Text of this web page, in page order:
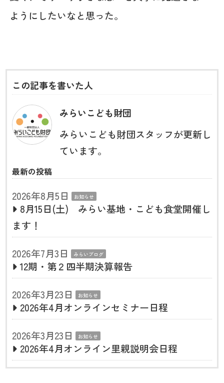
ようにしたいなと思った。
この記事を書いた人
みらいこども財団
みらいこども財団スタッフが更新し
ています。
最新の投稿
2026年8月5日 お知らせ
8月15日(土) みらい基地・こども食堂開催し
ます！
2026年7月3日
みらいブログ
12期・第２四半期決算報告
2026年3月23日
お知らせ
2026年4月オンラインセミナー日程
2026年3月23日
お知らせ
2026年4月オンライン里親説明会日程